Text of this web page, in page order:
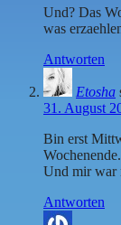
Und? Das
was
Antworten
Etosha
31. August
Bin erst
Und mir war
Antworten